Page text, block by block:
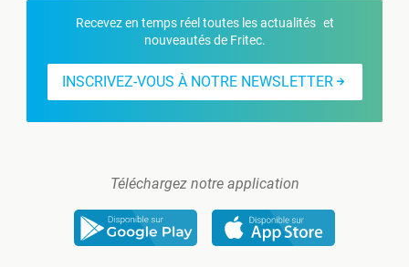
Recevez en temps réel toutes les actualités et
nouveautés de Fritec.
INSCRIVEZ-VOUS À NOTRE NEWSLETTER
Téléchargez notre application